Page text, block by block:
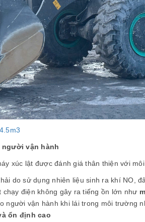
vận hành
xúc lật được đánh giá thân thiện với
do sử dụng nhiên liệu sinh ra khí NO,
chạy điện không gây ra tiếng ồn lớn như
người vận hành khi lái trong môi trường
ổn định cao